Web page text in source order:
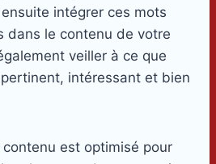
intégrer ces mots
dans le contenu de votre
veiller à ce que
intéressant et bien
est optimisé pour